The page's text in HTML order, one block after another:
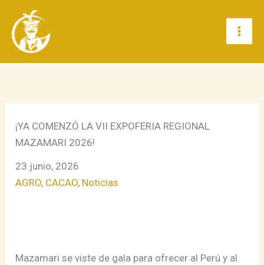
contenido
¡YA COMENZÓ LA VII EXPOFERIA REGIONAL
MAZAMARI 2026!
23 junio, 2026
AGRO, CACAO, Noticias
Mazamari se viste de gala para ofrecer al Perú y al